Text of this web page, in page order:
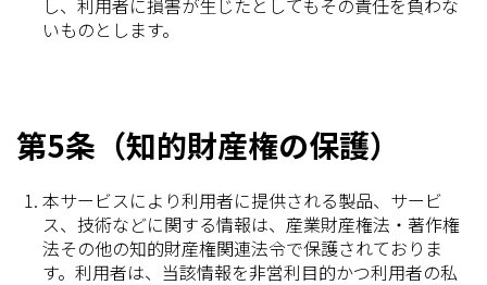
し、利用者に損害が生じたとしてもその責任を負わな
いものとします。
第5条（知的財産権の保護）
本サービスにより利用者に提供される製品、サービ
ス、技術などに関する情報は、産業財産権法・著作権
法その他の知的財産権関連法令で保護されておりま
す。利用者は、当該情報を非営利目的かつ利用者の私